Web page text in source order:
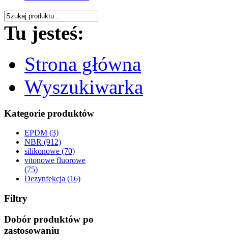
Tu jesteś:
Strona główna
Wyszukiwarka
Kategorie produktów
EPDM (3)
NBR (912)
silikonowe (70)
vitonowe fluorowe
(75)
Dezynfekcja (16)
Filtry
Dobór produktów po
zastosowaniu